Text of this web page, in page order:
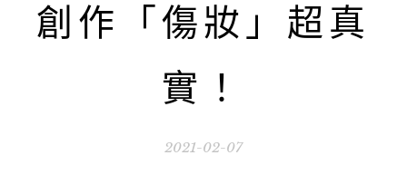
創作「傷妝」超真
實！
2021-02-07